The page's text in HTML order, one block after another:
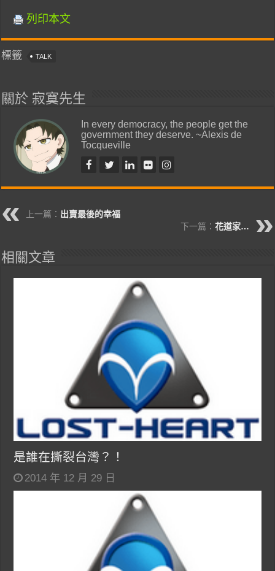
列印本文
標籤 TALK
關於 寂寞先生
In every democracy, the people get the
government they deserve. ~Alexis de
Tocqueville
上一篇： 出賣最後的幸福
下一篇： 花道家…
相關文章
是誰在撕裂台灣？！
2014 年 12 月 29 日